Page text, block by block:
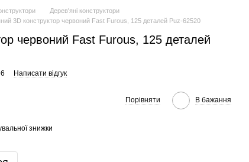
Дерев'яні конструктори
3D конструктор червоний Fast Furous, 125 деталей Puz-62520
червоний Fast Furous, 125 деталей
Написати відгук
Порівняти В бажання
знижки